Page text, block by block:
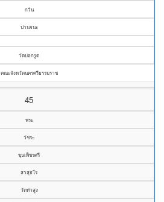
กวิน
ปานจนะ
วัดบ่อกรูด
คณะจังหวัดนครศรีธรรมราช
45
พระ
วัชระ
ขุนเพ็ชรศรี
สาสุธโร
วัดท่าสูง